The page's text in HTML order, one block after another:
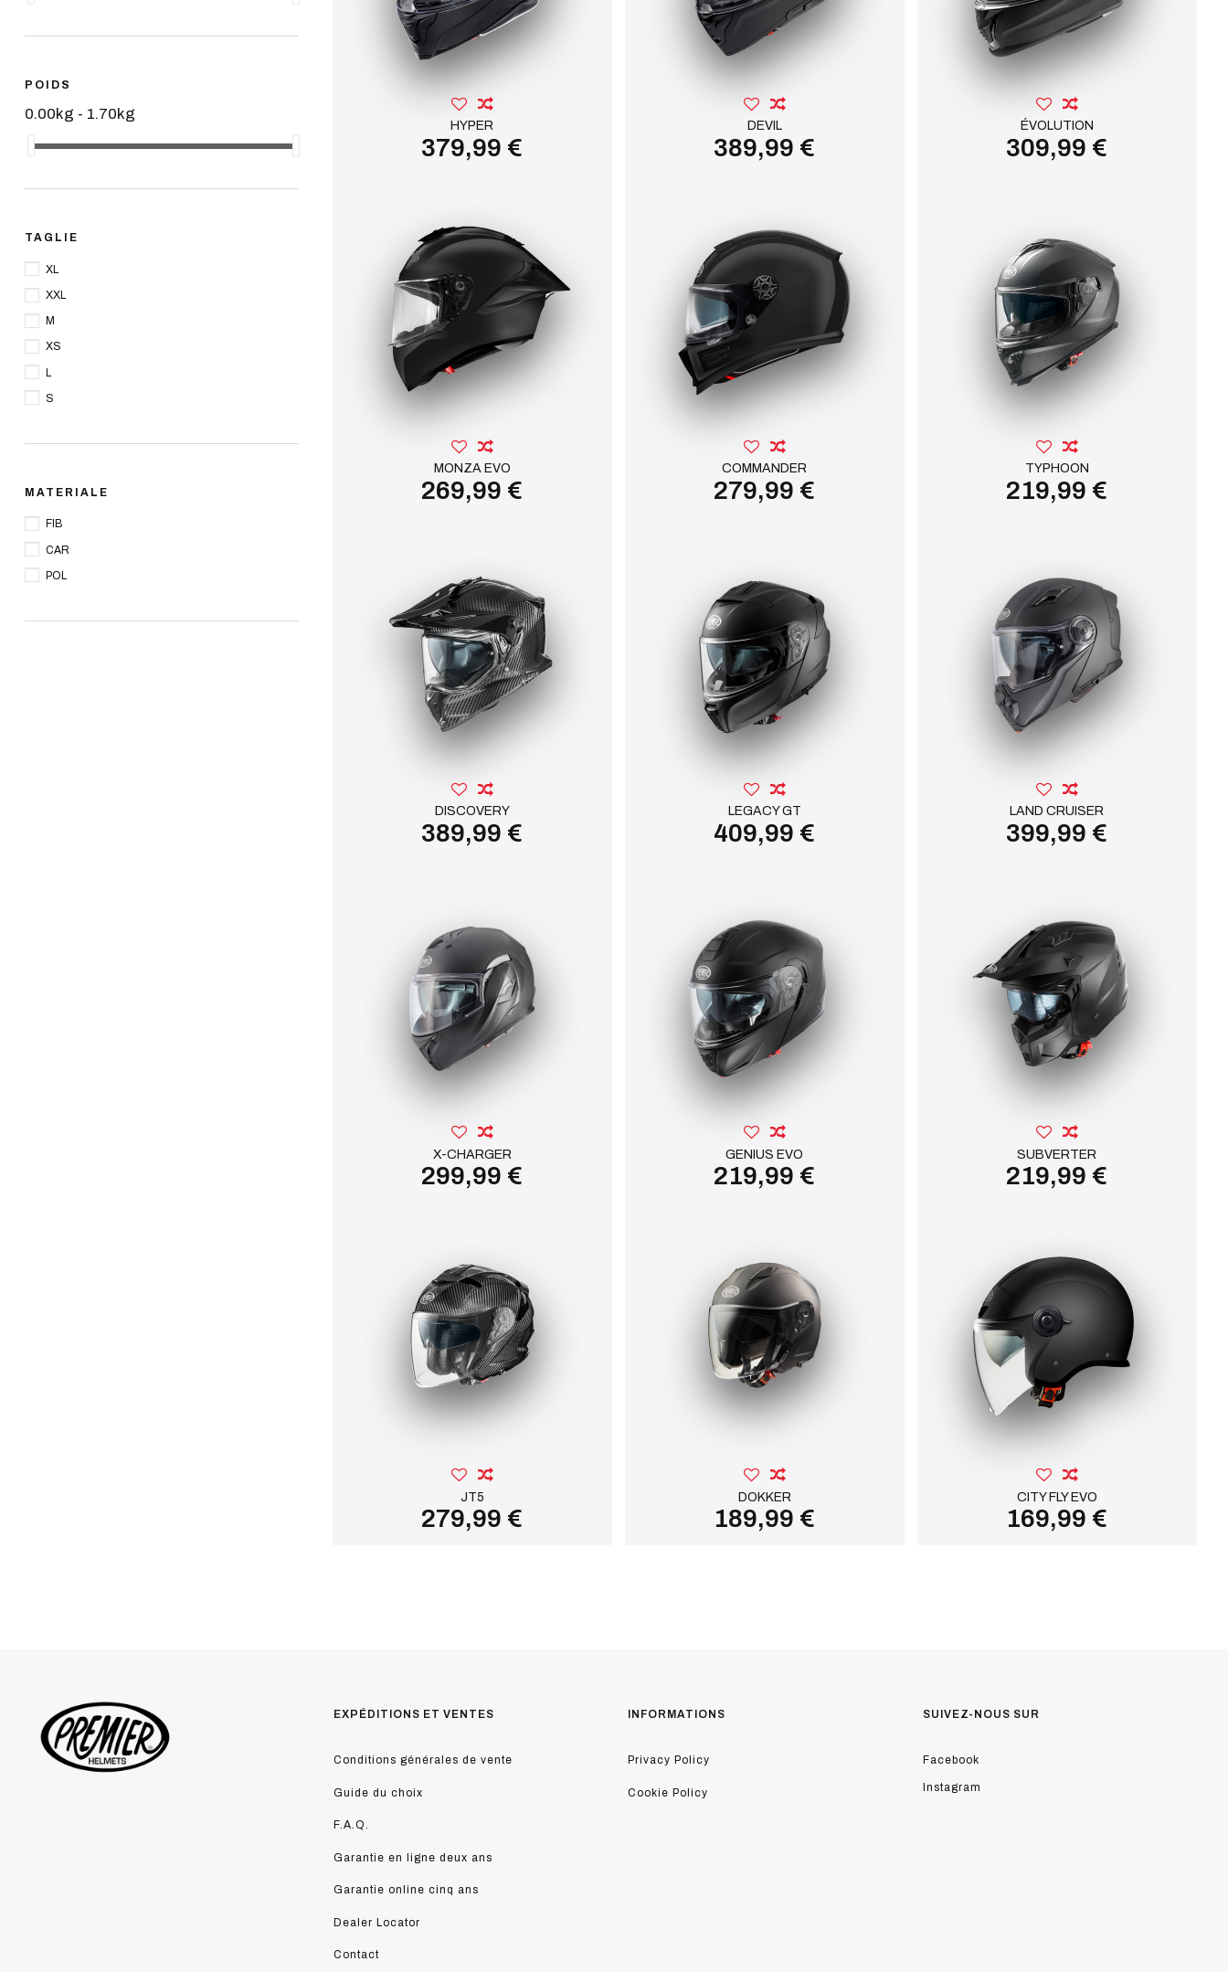
HYPER
379,99 €
DEVIL
389,99 €
ÉVOLUTION
309,99 €
MONZA EVO
269,99 €
COMMANDER
279,99 €
TYPHOON
219,99 €
DISCOVERY
389,99 €
LEGACY GT
409,99 €
LAND CRUISER
399,99 €
X-CHARGER
299,99 €
GENIUS EVO
219,99 €
SUBVERTER
219,99 €
JT5
279,99 €
DOKKER
189,99 €
CITY FLY EVO
169,99 €
POIDS
0.00kg - 1.70kg
TAGLIE
XL
XXL
M
XS
L
S
MATERIALE
FIB
CAR
POL
EXPÉDITIONS ET VENTES
Conditions générales de vente
Guide du choix
F.A.Q.
Garantie en ligne deux ans
Garantie online cinq ans
Dealer Locator
Contact
INFORMATIONS
Privacy Policy
Cookie Policy
SUIVEZ-NOUS SUR
Facebook
Instagram